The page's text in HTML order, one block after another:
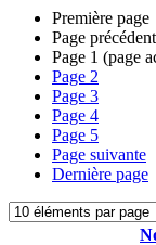
Première page
Page
Page 1 (page
Page 2
Page 3
Page 4
Page 5
Page suivante
Dernière page